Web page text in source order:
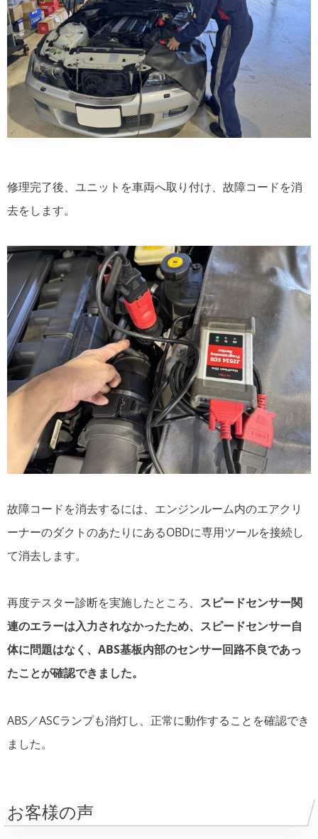
修理完了後、ユニットを車両へ取り付け、故障コードを消
去をします。
故障コードを消去するには、エンジンルーム内のエアクリ
ーナーのダクトのあたりにあるOBDに専用ツールを接続し
て消去します。
再度テスター診断を実施したところ、 スピードセンサー関
連のエラーは入力されなかったため、スピードセンサー自
体に問題はなく、ABS基板内部のセンサー回路不良であっ
たことが確認できました。
ABS／ASCランプも消灯し、正常に動作することを確認でき
ました。
お客様の声